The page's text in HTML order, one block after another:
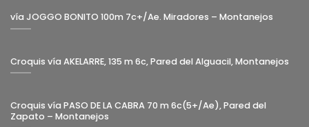
vía JOGGO BONITO 100m 7c+/Ae. Miradores – Montanejos
Croquis vía AKELARRE, 135 m 6c, Pared del Alguacil, Montanejos
Croquis vía PASO DE LA CABRA 70 m 6c(5+/Ae), Pared del
Zapato – Montanejos